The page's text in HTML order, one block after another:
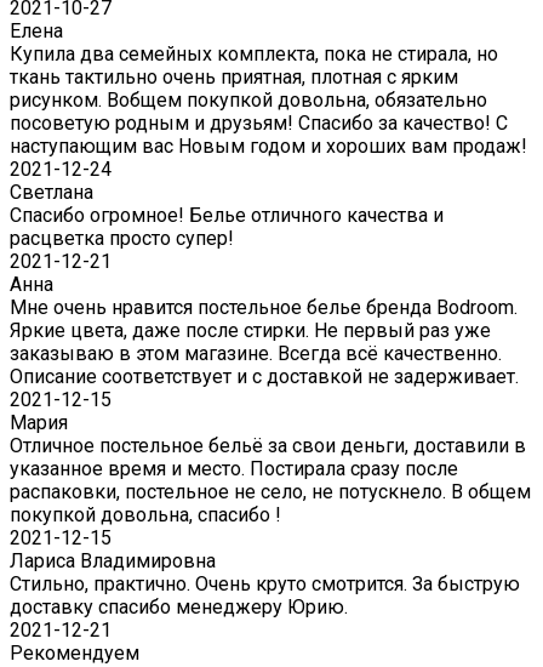
2021-10-27
Елена
Купила два семейных комплекта, пока не стирала, но
ткань тактильно очень приятная, плотная с ярким
рисунком. Вобщем покупкой довольна, обязательно
посоветую родным и друзьям! Спасибо за качество! С
наступающим вас Новым годом и хороших вам продаж!
2021-12-24
Светлана
Спасибо огромное! Белье отличного качества и
расцветка просто супер!
2021-12-21
Анна
Мне очень нравится постельное белье бренда Bodroom.
Яркие цвета, даже после стирки. Не первый раз уже
заказываю в этом магазине. Всегда всё качественно.
Описание соответствует и с доставкой не задерживает.
2021-12-15
Мария
Отличное постельное бельё за свои деньги, доставили в
указанное время и место. Постирала сразу после
распаковки, постельное не село, не потускнело. В общем
покупкой довольна, спасибо !
2021-12-15
Лариса Владимировна
Стильно, практично. Очень круто смотрится. За быструю
доставку спасибо менеджеру Юрию.
2021-12-21
Рекомендуем